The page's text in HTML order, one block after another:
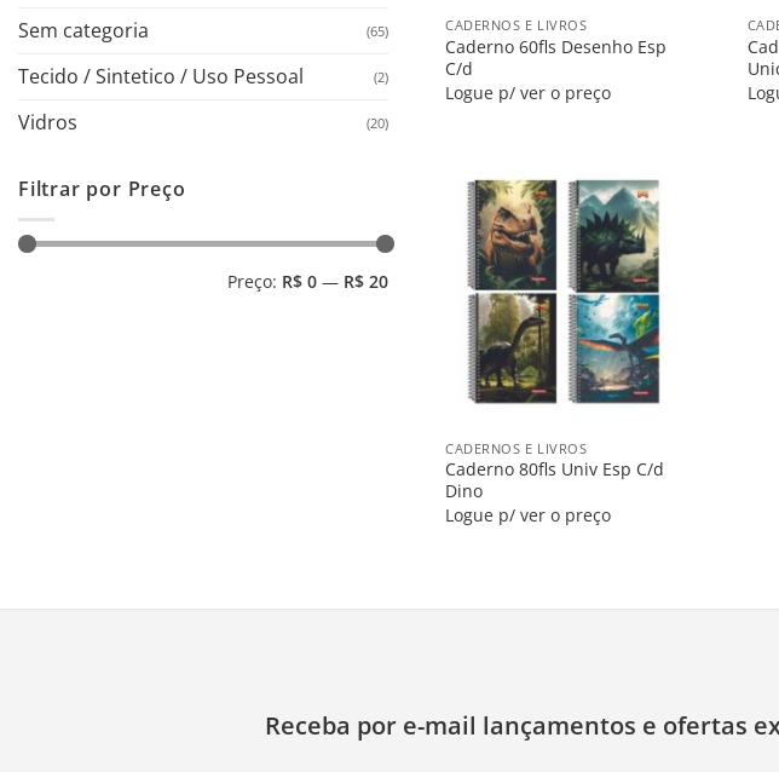
Sem categoria (65)
Tecido / Sintetico / Uso Pessoal (2)
Vidros (20)
Filtrar por Preço
Preço: R$ 0 — R$ 20
CADERNOS E LIVROS
Caderno 60fls Desenho Esp
C/d
Logue p/ ver o preço
Salvar
na
Lista
CADERNOS E LIVROS
Caderno 80fls Univ Esp C/d
Dino
Logue p/ ver o preço
Receba por e-mail lançamentos e ofertas